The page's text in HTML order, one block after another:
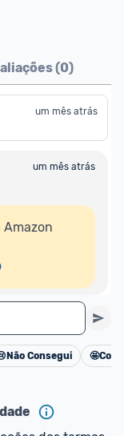
(0)
um mês atrás
um mês atrás
Amazon
Cancelar
Não Consegui 🤩